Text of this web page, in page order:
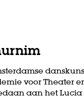
voor Theater
aan het